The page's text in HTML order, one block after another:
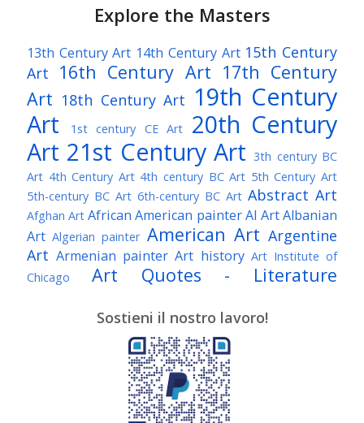
Explore the Masters
13th Century Art 14th Century Art 15th Century
Art
16th Century Art 17th Century
Art 18th Century Art 19th Century
Art
1st century CE Art
20th Century
Art 21st Century Art 3th century BC
Art 4th Century Art 4th century BC Art 5th Century Art
5th-century BC Art 6th-century BC Art Abstract Art
Afghan Art African American painterAI ArtAlbanian
Art Algerian painter American Art Argentine
Art Armenian painter Art history Art Institute of
Chicago
Art Quotes - Literature
Awarded Artist Baroque Art
Belgian Art Bohemian Art
Brazilian Art British Art
Brooklyn Museum Bulgarian Art
Caravaggio Chilean Art
Sostieni il nostro lavoro!